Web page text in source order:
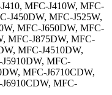
MFC-J410W, MFC-
J450DW, MFC-J525W,
MFC-J650DW, MFC-
MFC-J875DW, MFC-
MFC-J4510DW,
MFC-
MFC-J6710CDW,
MFC-